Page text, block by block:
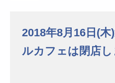
2018年8月16日(
ルカフェは閉店し